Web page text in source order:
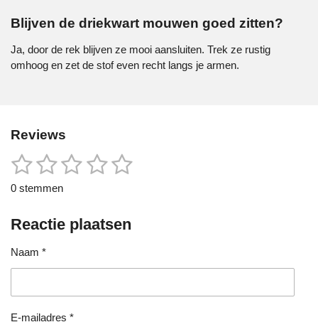
Blijven de driekwart mouwen goed zitten?
Ja, door de rek blijven ze mooi aansluiten. Trek ze rustig
omhoog en zet de stof even recht langs je armen.
Reviews
R
a
t
n
:
0
e
1
s
e
r
2
s
e
r
e
3
s
e
e
4
e
e
5
e
e
S
0 stemmen
Reactie plaatsen
Naam *
E-mailadres *